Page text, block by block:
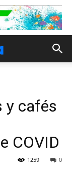
y cafés
COVID
0
1259